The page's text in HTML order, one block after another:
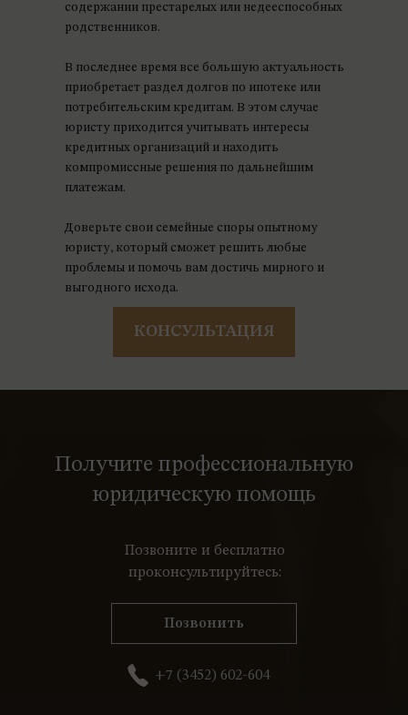
содержании престарелых или недееспособных
родственников.
В последнее время все большую актуальность
приобретает раздел долгов по ипотеке или
потребительским кредитам. В этом случае
юристу приходится учитывать интересы
кредитных организаций и находить
компромиссные решения по дальнейшим
платежам.
Доверьте свои семейные споры опытному
юристу, который сможет решить любые
проблемы и помочь вам достичь мирного и
выгодного исхода.
КОНСУЛЬТАЦИЯ
Получите профессиональную
юридическую помощь
Позвоните и бесплатно
проконсультируйтесь:
+7 (3452) 602-604
Позвонить